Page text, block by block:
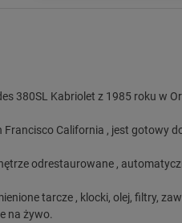
380SL Kabriolet z 1985 roku w
Francisco California , jest gotowy
odrestaurowane ,
tarcze , klocki, olej, filtry,
na żywo.